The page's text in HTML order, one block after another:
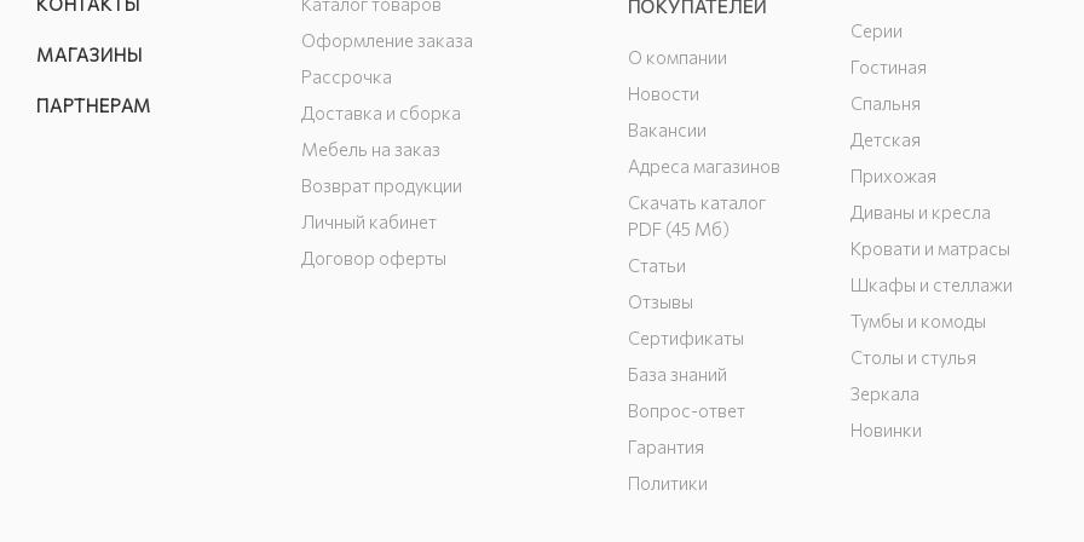
МАГАЗИНЫ
ПАРТНЕРАМ
Оформление заказа
Рассрочка
Доставка и сборка
Мебель на заказ
Возврат продукции
Личный кабинет
Договор оферты
ПОКУПАТЕЛЕЙ
О компании
Новости
Вакансии
Адреса магазинов
Скачать каталог
PDF (45 Мб)
Статьи
Отзывы
Сертификаты
База знаний
Вопрос-ответ
Гарантия
Политики
Серии
Гостиная
Спальня
Детская
Прихожая
Диваны и кресла
Кровати и матрасы
Шкафы и стеллажи
Тумбы и комоды
Столы и стулья
Зеркала
Новинки